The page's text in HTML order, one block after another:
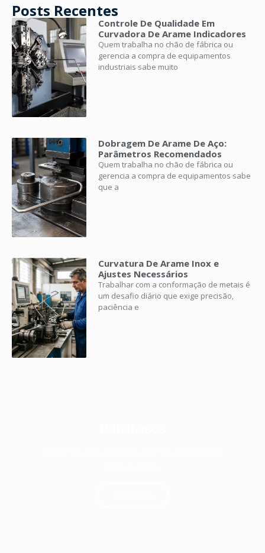
Posts Recentes
Controle De Qualidade Em
Curvadora De Arame Indicadores
Quem trabalha no chão de fábrica ou
gerencia a compra de equipamentos
industriais sabe muito
Dobragem De Arame De Aço:
Parâmetros Recomendados
Quem trabalha no chão de fábrica ou
gerencia a compra de equipamentos sabe
que a
Curvatura De Arame Inox e
Ajustes Necessários
Trabalhar com a conformação de metais é
um desafio diário que exige precisão,
paciência e